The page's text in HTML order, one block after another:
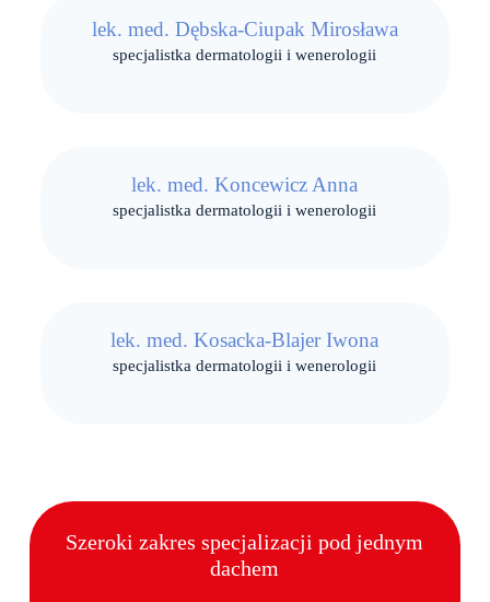
lek. med. Dębska-Ciupak Mirosława
specjalistka dermatologii i wenerologii
lek. med. Koncewicz Anna
specjalistka dermatologii i wenerologii
lek. med. Kosacka-Blajer Iwona
specjalistka dermatologii i wenerologii
Szeroki zakres specjalizacji pod jednym
dachem